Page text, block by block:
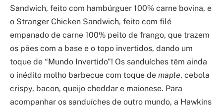
Sandwich, feito com hambúrguer 100% carne bovina, e
o Stranger Chicken Sandwich, feito com filé
empanado de carne 100% peito de frango, que trazem
os pães com a base e o topo invertidos, dando um
toque de “Mundo Invertido”! Os sanduíches têm ainda
o inédito molho barbecue com toque de maple, cebola
crispy, bacon, queijo cheddar e maionese. Para
acompanhar os sanduíches de outro mundo, a Hawkins